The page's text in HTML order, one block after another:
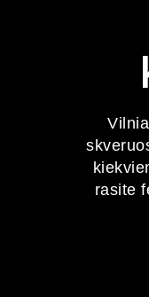
rasite